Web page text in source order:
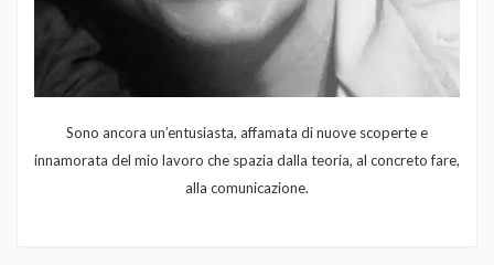
Sono ancora un’entusiasta, affamata di nuove scoperte e
innamorata del mio lavoro che spazia dalla teoria, al concreto fare,
alla comunicazione.